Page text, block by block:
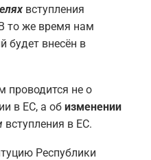
вступления
то же время нам
будет внесён в
проводится не о
в ЕС, а об изменении
вступления в ЕС.
Республики